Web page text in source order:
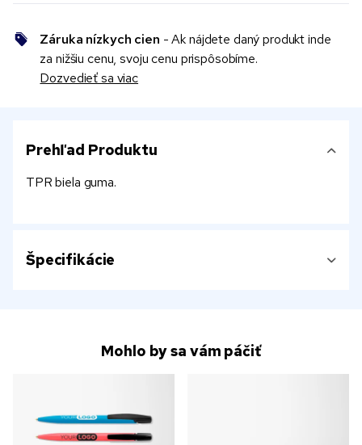
Záruka nízkych cien - Ak nájdete daný produkt inde
za nižšiu cenu, svoju cenu prispôsobíme.
Dozvedieť sa viac
Prehľad Produktu
TPR biela guma.
Špecifikácie
Mohlo by sa vám páčiť